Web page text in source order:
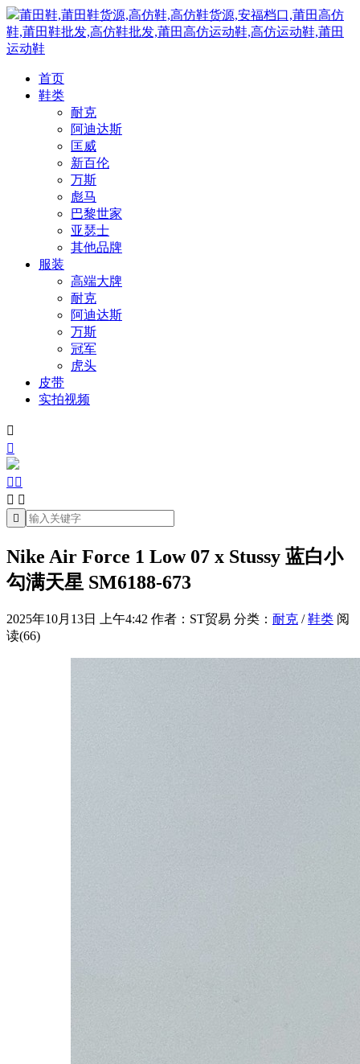
莆田鞋,莆田鞋货源,高仿鞋,高仿鞋货源,安福档口,莆田高仿
鞋,莆田鞋批发,高仿鞋批发,莆田高仿运动鞋,高仿运动鞋,莆田
运动鞋
首页
鞋类
耐克
阿迪达斯
匡威
新百伦
万斯
彪马
巴黎世家
亚瑟士
其他品牌
服装
高端大牌
耐克
阿迪达斯
万斯
冠军
虎头
皮带
实拍视频


 
 

Nike Air Force 1 Low 07 x Stussy 蓝白小
勾满天星 SM6188-673
2025年10月13日 上午4:42 作者：ST贸易 分类： 耐克 /鞋类 阅
读(66)